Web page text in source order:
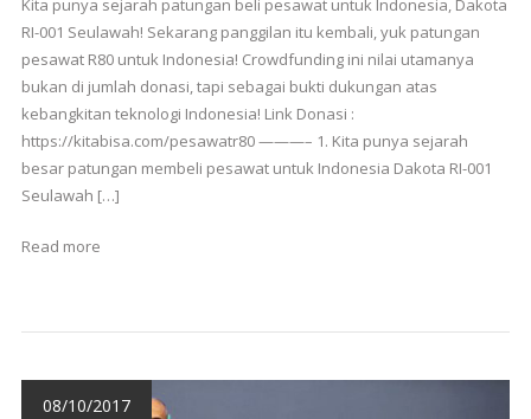
Kita punya sejarah patungan beli pesawat untuk Indonesia, Dakota
RI-001 Seulawah! Sekarang panggilan itu kembali, yuk patungan
pesawat R80 untuk Indonesia! Crowdfunding ini nilai utamanya
bukan di jumlah donasi, tapi sebagai bukti dukungan atas
kebangkitan teknologi Indonesia! Link Donasi :
https://kitabisa.com/pesawatr80 ———– 1. Kita punya sejarah
besar patungan membeli pesawat untuk Indonesia Dakota RI-001
Seulawah […]
Read more
08/10/2017